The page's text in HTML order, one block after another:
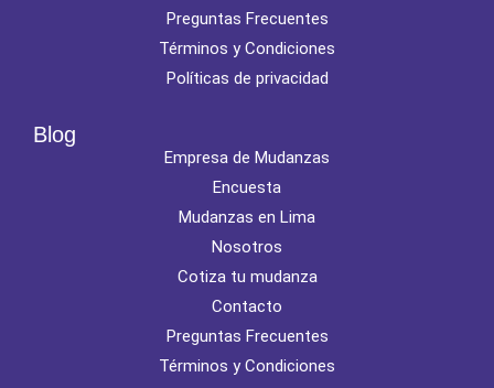
Preguntas Frecuentes
Términos y Condiciones
Políticas de privacidad
Blog
Empresa de Mudanzas
Encuesta
Mudanzas en Lima
Nosotros
Cotiza tu mudanza
Contacto
Preguntas Frecuentes
Términos y Condiciones